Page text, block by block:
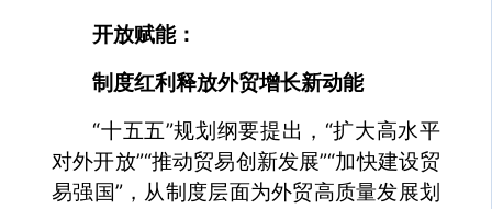
开放赋能：
制度红利释放外贸增长新动能
“十五五”规划纲要提出，“扩大高水平
对外开放”“推动贸易创新发展”“加快建设贸
易强国”，从制度层面为外贸高质量发展划